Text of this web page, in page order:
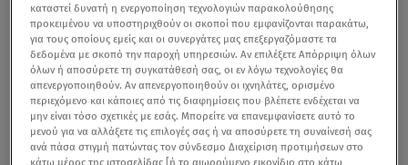
καταστεί δυνατή η ενεργοποίηση τεχνολογιών παρακολούθησης
προκειμένου να υποστηριχθούν οι σκοποί που εμφανίζονται παρακάτω,
για τους οποίους εμείς και οι συνεργάτες μας επεξεργαζόμαστε τα
δεδομένα με σκοπό την παροχή υπηρεσιών. Αν επιλέξετε Απόρριψη όλων
όλων ή αποσύρετε τη συγκατάθεσή σας, οι εν λόγω τεχνολογίες θα
απενεργοποιηθούν. Αν απενεργοποιηθούν οι ιχνηλάτες, ορισμένο
περιεχόμενο και κάποιες από τις διαφημίσεις που βλέπετε ενδέχεται να
μην είναι τόσο σχετικές με εσάς. Μπορείτε να επανεμφανίσετε αυτό το
μενού για να αλλάξετε τις επιλογές σας ή να αποσύρετε τη συναίνεσή σας
ανά πάσα στιγμή πατώντας τον σύνδεσμο Διαχείριση προτιμήσεων στο
κάτω μέρος της ιστοσελίδας [ή το αιωρούμενο εικονίδιο στο κάτω